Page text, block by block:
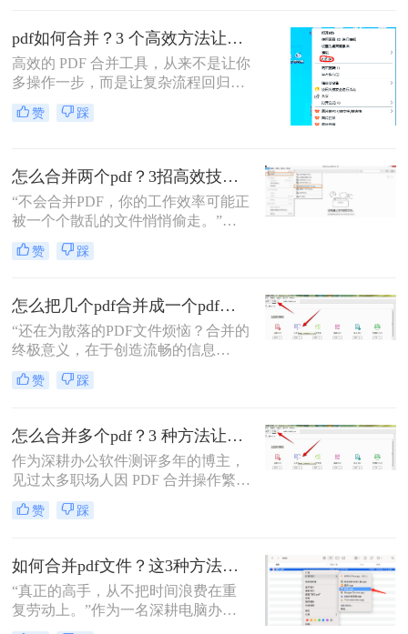
任务就成为了一个常见挑战。
pdf如何合并？3 个高效方法让办公效率翻倍！
高效的 PDF 合并工具，从来不是让你
多操作一步，而是让复杂流程回归简
单本质。职场中，谁没遇到过需要将
多个 PDF 文件合并的场景？项目报告
整合为完整文档。
赞 踩
怎么合并两个pdf？3招高效技巧，让你告别杂乱文档！
“不会合并PDF，你的工作效率可能正
被一个个散乱的文件悄悄偷走。”作
为一名从事电脑办公软件测评多年的
博主，小编经常被粉丝问到：“怎么
背后却藏着效率的巨大分水岭。职场
办公人群和自媒体创作者们，常常陷
入信息碎片化、操作繁琐和安全隐忧
的困境。
赞 踩
怎么把几个pdf合并成一个pdf文件？合并文件的四大高效秘籍，总有一款适合你！
“还在为散落的PDF文件烦恼？合并的
终极意义，在于创造流畅的信息
流。”身为一名深耕电脑办公软件测
评多年的博主，我深知高效处理文档
点。面对数十份零散的PDF——可能
是项目报告的不同章节、分散的合同
附件，或是零散的参考资料
赞 踩
怎么合并多个pdf？3 种方法让效率翻倍”！
作为深耕办公软件测评多年的博主，
见过太多职场人因 PDF 合并操作繁
琐、格式错乱、隐私泄露踩坑。其实
选对方法，1 分钟就能搞定多文件合
赞 踩
如何合并pdf文件？这3种方法让你效率翻倍！
“真正的高手，从不把时间浪费在重
复劳动上。”作为一名深耕电脑办公
软件测评多年的博主，我深知PDF文